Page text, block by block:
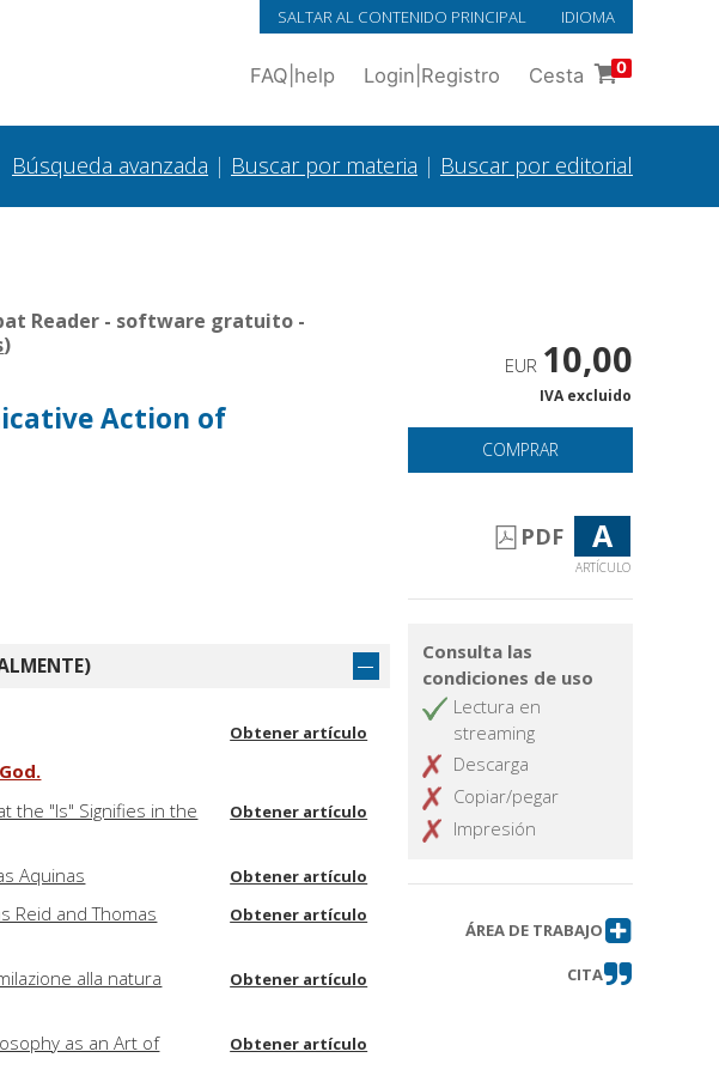
SALTAR AL CONTENIDO PRINCIPAL IDIOMA
FAQ help Login Registro Cesta 0
Búsqueda avanzada | Buscar por materia | Buscar por editorial
Reader - software gratuito -
)
Action of
Obtener artículo
the "Is" Signifies in the
Obtener artículo
Aquinas Obtener artículo
Reid and Thomas
Obtener artículo
alla natura
Obtener artículo
as an Art of
Obtener artículo
EUR 10,00
IVA excluido
COMPRAR
PDF A
ARTÍCULO
Consulta las
condiciones de uso
Lectura en
streaming
Descarga
Copiar/pegar
Impresión
ÁREA DE TRABAJO
CITA